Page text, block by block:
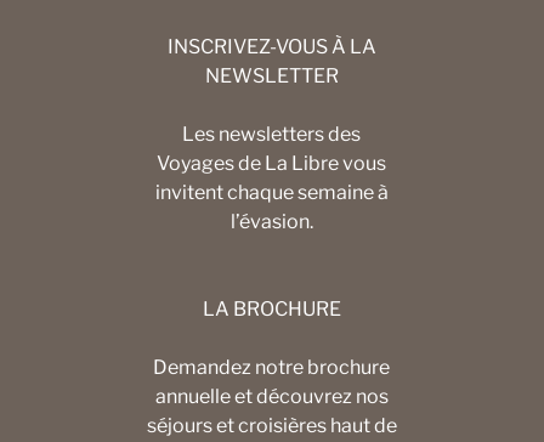
INSCRIVEZ-VOUS À LA
NEWSLETTER
Les newsletters des
Voyages de La Libre vous
invitent chaque semaine à
l’évasion.
LA BROCHURE
Demandez notre brochure
annuelle et découvrez nos
séjours et croisières haut de